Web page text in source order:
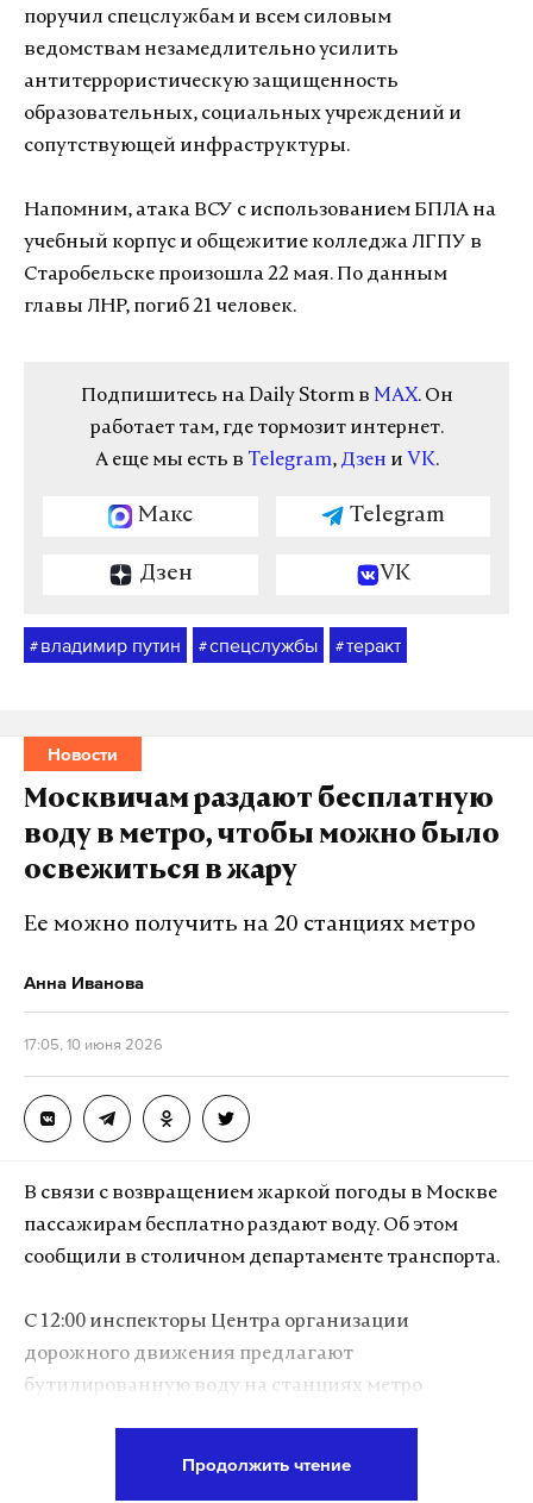
поручил спецслужбам и всем силовым
ведомствам незамедлительно усилить
антитеррористическую защищенность
образовательных, социальных учреждений и
сопутствующей инфраструктуры.
Напомним, атака ВСУ с использованием БПЛА на
учебный корпус и общежитие колледжа ЛГПУ в
Старобельске произошла 22 мая. По данным
главы ЛНР, погиб 21 человек.
Подпишитесь на Daily Storm в MAX. Он
работает там, где тормозит интернет.
А еще мы есть в Telegram, Дзен и VK.
Макс Telegram
Дзен VK
# владимир путин #спецслужбы #теракт
Новости
Москвичам раздают бесплатную
воду в метро, чтобы можно было
освежиться в жару
Ее можно получить на 20 станциях метро
Анна Иванова
17:05, 10 июня 2026
В связи с возвращением жаркой погоды в Москве
пассажирам бесплатно раздают воду. Об этом
сообщили в столичном департаменте транспорта.
С 12:00 инспекторы Центра организации
дорожного движения предлагают
бутилированную воду на станциях метро
Продолжить чтение